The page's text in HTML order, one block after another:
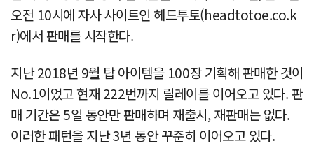
오전 10시에 자사 사이트인 헤드투토(headtotoe.co.k
r)에서 판매를 시작한다.
지난 2018년 9월 탑 아이템을 100장 기획해 판매한 것이
No.1이었고 현재 222번까지 릴레이를 이어오고 있다. 판
매 기간은 5일 동안만 판매하며 재출시, 재판매는 없다.
이러한 패턴을 지난 3년 동안 꾸준히 이어오고 있다.